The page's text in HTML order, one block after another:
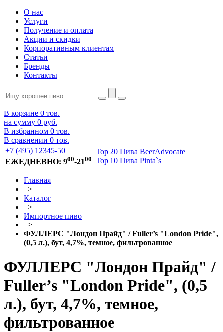
О нас
Услуги
Получение и оплата
Акции и скидки
Корпоративным клиентам
Статьи
Бренды
Контакты
В корзине 0 тов.
на сумму 0 руб.
В избранном 0 тов.
В сравнении 0 тов.
+7 (495) 12345-50
ЕЖЕДНЕВНО: 900-2100
Top 20 Пива BeerAdvocate
Top 10 Пива Pinta`s
Главная
>
Каталог
>
Импортное пиво
>
ФУЛЛЕРС "Лондон Прайд" / Fuller’s "London Pride",
(0,5 л.), бут, 4,7%, темное, фильтрованное
ФУЛЛЕРС "Лондон Прайд" /
Fuller’s "London Pride", (0,5
л.), бут, 4,7%, темное,
фильтрованное